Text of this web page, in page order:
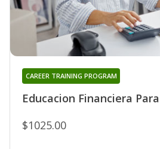
Educacion Financiera
CAREER TRAINING PROGRAM
$1025.00